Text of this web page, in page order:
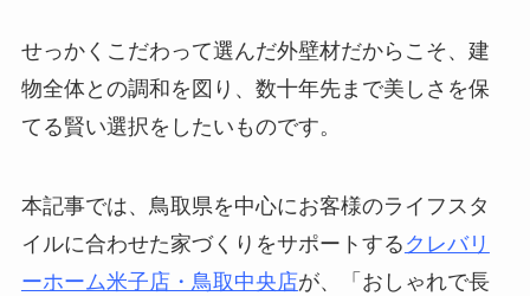
せっかくこだわって選んだ外壁材だからこそ、建
物全体との調和を図り、数十年先まで美しさを保
てる賢い選択をしたいものです。
本記事では、鳥取県を中心にお客様のライフスタ
イルに合わせた家づくりをサポートする クレバリ
ーホーム米子店・鳥取中央店が、「おしゃれで長